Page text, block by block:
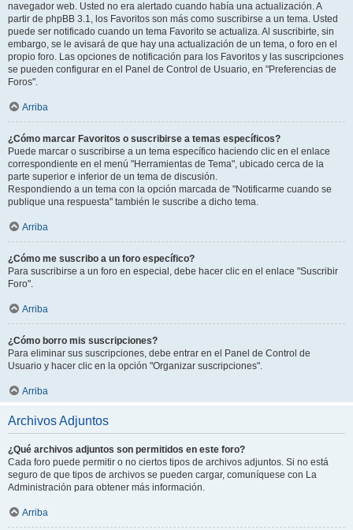
navegador web. Usted no era alertado cuando había una actualización. A
partir de phpBB 3.1, los Favoritos son más como suscribirse a un tema. Usted
puede ser notificado cuando un tema Favorito se actualiza. Al suscribirte, sin
embargo, se le avisará de que hay una actualización de un tema, o foro en el
propio foro. Las opciones de notificación para los Favoritos y las suscripciones
se pueden configurar en el Panel de Control de Usuario, en "Preferencias de
Foros".
Arriba
¿Cómo marcar Favoritos o suscribirse a temas específicos?
Puede marcar o suscribirse a un tema específico haciendo clic en el enlace
correspondiente en el menú "Herramientas de Tema", ubicado cerca de la
parte superior e inferior de un tema de discusión.
Respondiendo a un tema con la opción marcada de "Notificarme cuando se
publique una respuesta" también le suscribe a dicho tema.
Arriba
¿Cómo me suscribo a un foro específico?
Para suscribirse a un foro en especial, debe hacer clic en el enlace "Suscribir
Foro".
Arriba
¿Cómo borro mis suscripciones?
Para eliminar sus suscripciones, debe entrar en el Panel de Control de
Usuario y hacer clic en la opción "Organizar suscripciones".
Arriba
Archivos Adjuntos
¿Qué archivos adjuntos son permitidos en este foro?
Cada foro puede permitir o no ciertos tipos de archivos adjuntos. Si no está
seguro de que tipos de archivos se pueden cargar, comuníquese con La
Administración para obtener más información.
Arriba